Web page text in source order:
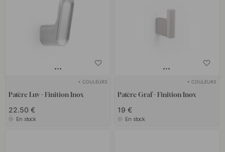
+ COULEURS
Patère Luv - Finition Inox
22.50 €
En stock
+ COULEURS
Patère Graf - Finition Inox
19 €
En stock